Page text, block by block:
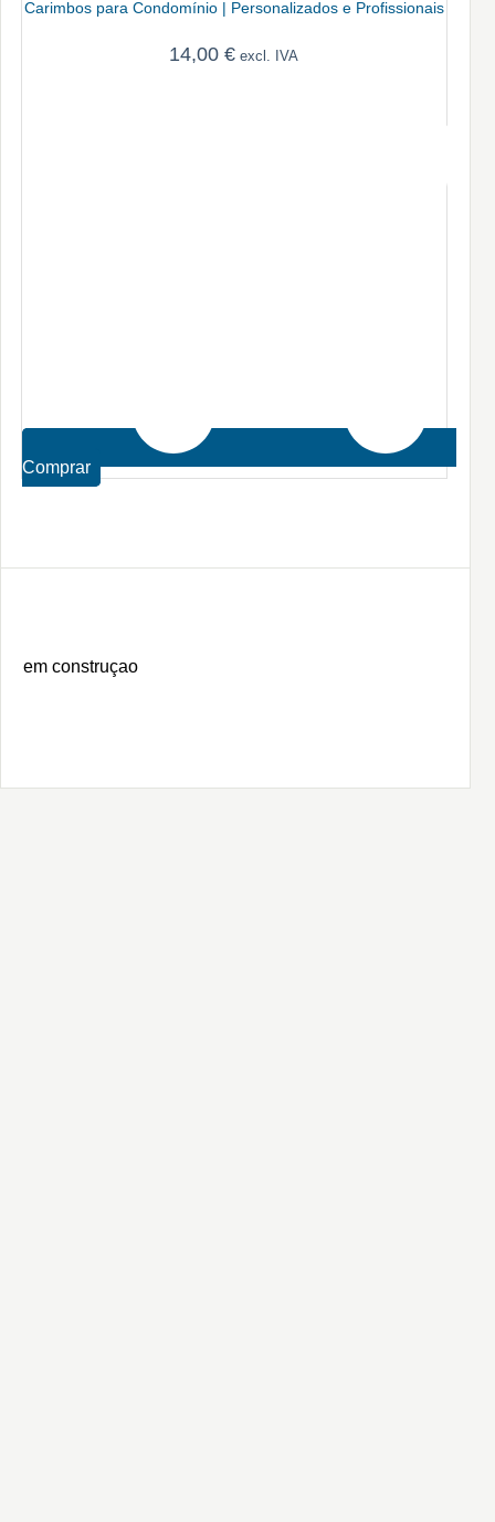
Carimbos para Condomínio | Personalizados e Profissionais
14,00€ excl. IVA
Comprar
em construçao